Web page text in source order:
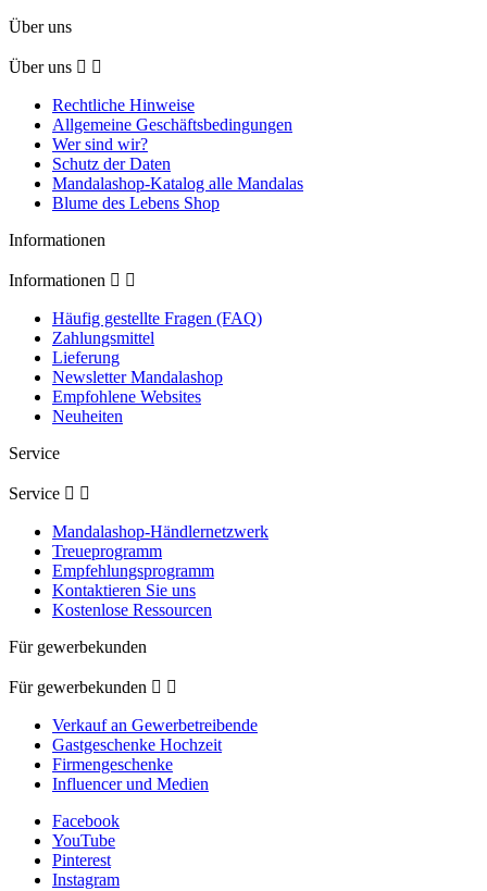
Über uns
Über uns  
Rechtliche Hinweise
Allgemeine Geschäftsbedingungen
Wer sind wir?
Schutz der Daten
Mandalashop-Katalog alle Mandalas
Blume des Lebens Shop
Informationen
Informationen  
Häufig gestellte Fragen (FAQ)
Zahlungsmittel
Lieferung
Newsletter Mandalashop
Empfohlene Websites
Neuheiten
Service
Service  
Mandalashop-Händlernetzwerk
Treueprogramm
Empfehlungsprogramm
Kontaktieren Sie uns
Kostenlose Ressourcen
Für gewerbekunden
Für gewerbekunden  
Verkauf an Gewerbetreibende
Gastgeschenke Hochzeit
Firmengeschenke
Influencer und Medien
Facebook
YouTube
Pinterest
Instagram